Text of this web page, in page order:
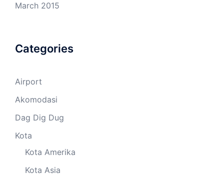
March 2015
Categories
Airport
Akomodasi
Dag Dig Dug
Kota
Kota Amerika
Kota Asia